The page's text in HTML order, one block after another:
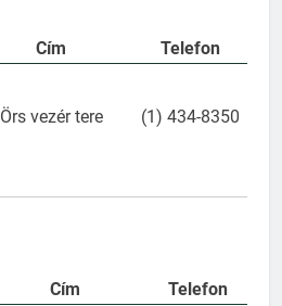
Cím
Telefon
Örs vezér tere (1) 434-8350
Cím Telefon